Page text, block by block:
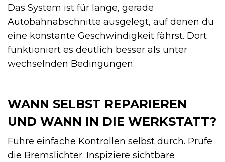
Das System ist für lange, gerade
Autobahnabschnitte ausgelegt, auf denen du
eine konstante Geschwindigkeit fährst. Dort
funktioniert es deutlich besser als unter
wechselnden Bedingungen.
WANN SELBST REPARIEREN
UND WANN IN DIE WERKSTATT?
Führe einfache Kontrollen selbst durch. Prüfe
die Bremslichter. Inspiziere sichtbare